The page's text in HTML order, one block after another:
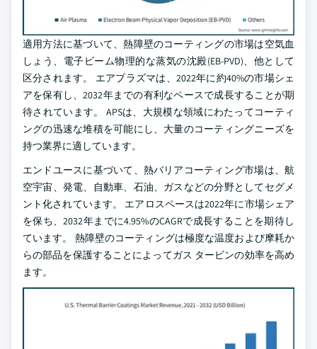
適用方法に基づいて、熱障壁のコーティングの市場は空気血
しょう、電子ビーム物理的な蒸気の沈殿(EB-PVD)、他として
区分されます。 エアプラズマは、2022年に約40%の市場シェ
アを保有し、2032年までの有利なペースで成長することが期
待されています。 APSは、大規模な領域にわたってコーティ
ングの迅速な堆積を可能にし、大量のコーティングニーズを
持つ業界に適しています。
エンドユースに基づいて、熱バリアコーティング市場は、航
空宇宙、発電、自動車、石油、ガスなどの分野としてセグメ
ント化されています。 エアロスペースは2022年に市場シェア
を保ち、2032年までに4.95%のCAGRで成長することを期待し
ています。 熱障壁のコーティングは極度な温度および摩耗か
らの部品を保護することによってガス タービンの効率を高め
ます。